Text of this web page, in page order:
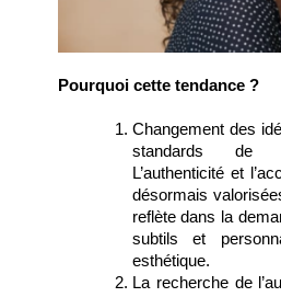
Pourquoi cette tendance ?
Changement des
standards de
L’authenticité et
désormais
reflète dans la
subtils et
esthétique.
La recherche de